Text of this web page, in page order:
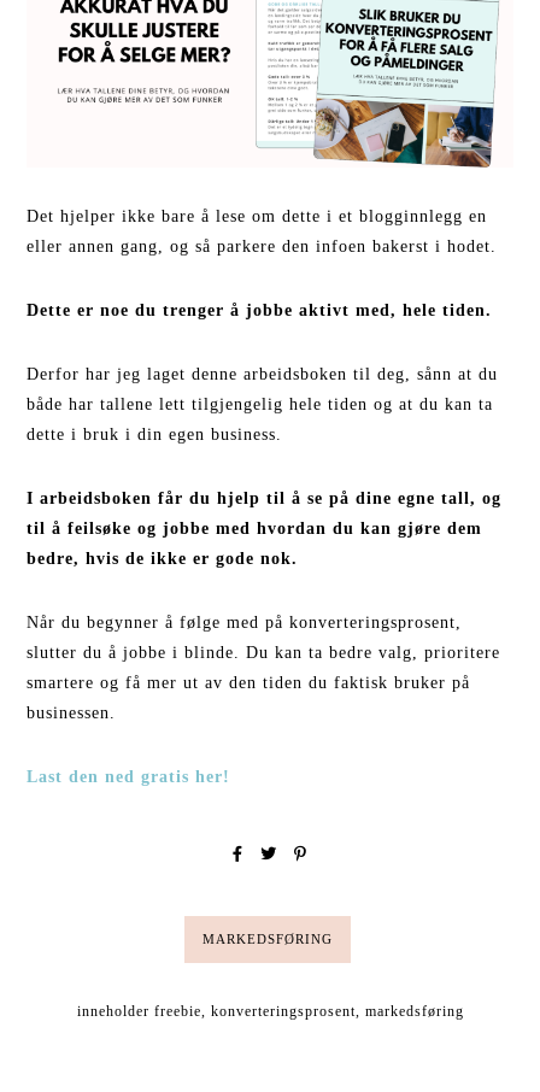
Det hjelper ikke bare å lese om dette i et blogginnlegg en
eller annen gang, og så parkere den infoen bakerst i hodet.
Dette er noe du trenger å jobbe aktivt med, hele tiden.
Derfor har jeg laget denne arbeidsboken til deg, sånn at du
både har tallene lett tilgjengelig hele tiden og at du kan ta
dette i bruk i din egen business.
I arbeidsboken får du hjelp til å se på dine egne tall, og
til å feilsøke og jobbe med hvordan du kan gjøre dem
bedre, hvis de ikke er gode nok.
Når du begynner å følge med på konverteringsprosent,
slutter du å jobbe i blinde. Du kan ta bedre valg, prioritere
smartere og få mer ut av den tiden du faktisk bruker på
businessen.
Last den ned gratis her!
MARKEDSFØRING
inneholder freebie konverteringsprosent markedsføring